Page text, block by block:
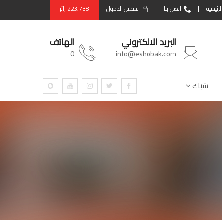
الرئيسية اتصل بنا تسجيل الدخول 223,738 زائر
الهاتف
0
البريد الالكتروني
info@eshobak.com
شباك